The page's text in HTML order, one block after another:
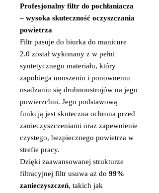
Profesjonalny filtr do pochłaniacza
– wysoka skuteczność oczyszczania
powietrza
Filtr pasuje do biurka do manicure
2.0 został wykonany z w pełni
syntetycznego materiału, który
zapobiega unoszeniu i ponownemu
osadzaniu się drobnoustrojów na jego
powierzchni. Jego podstawową
funkcją jest skuteczna ochrona przed
zanieczyszczeniami oraz zapewnienie
czystego, bezpiecznego powietrza w
strefie pracy.
Dzięki zaawansowanej strukturze
filtracyjnej filtr usuwa aż do 99%
zanieczyszczeń, takich jak